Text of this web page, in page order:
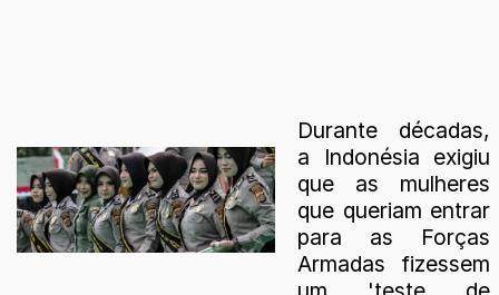
Durante décadas,
a Indonésia exigiu
que as mulheres
que queriam entrar
para as Forças
Armadas fizessem